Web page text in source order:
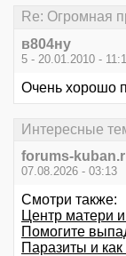
Re: Огромная
в804ну
5 - 20.01.2010 -
Очень хорошо
Интересные
forums-
07.08.2026 - 03:13
Смотри также:
Центр матери
Помогите
Паразиты и